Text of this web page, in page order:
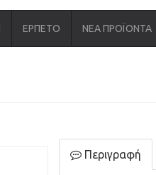
ΕΡΠΕΤΟ ΝΕΑ ΠΡΟΪΟΝΤΑ
Περιγραφή